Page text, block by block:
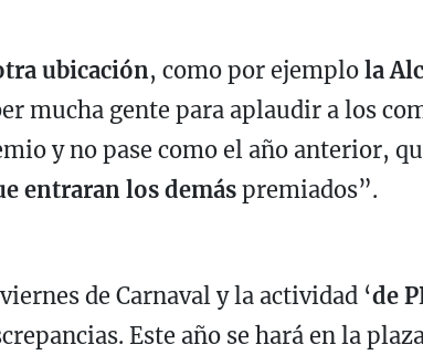
ubicación, como por ejemplo la
mucha gente para aplaudir a los
y no pase como el año anterior,
entraran los demáspremiados”.
de Carnaval y la actividad ‘de
Este año se hará en la